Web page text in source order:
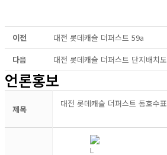
이전
대전 롯데캐슬 더퍼스트 59a
다음
대전 롯데캐슬 더퍼스트 단지배치도
언론홍보
제목
대전 롯데캐슬 더퍼스트 동호수표